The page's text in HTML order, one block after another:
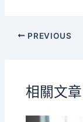
PREVIOUS
相關文章